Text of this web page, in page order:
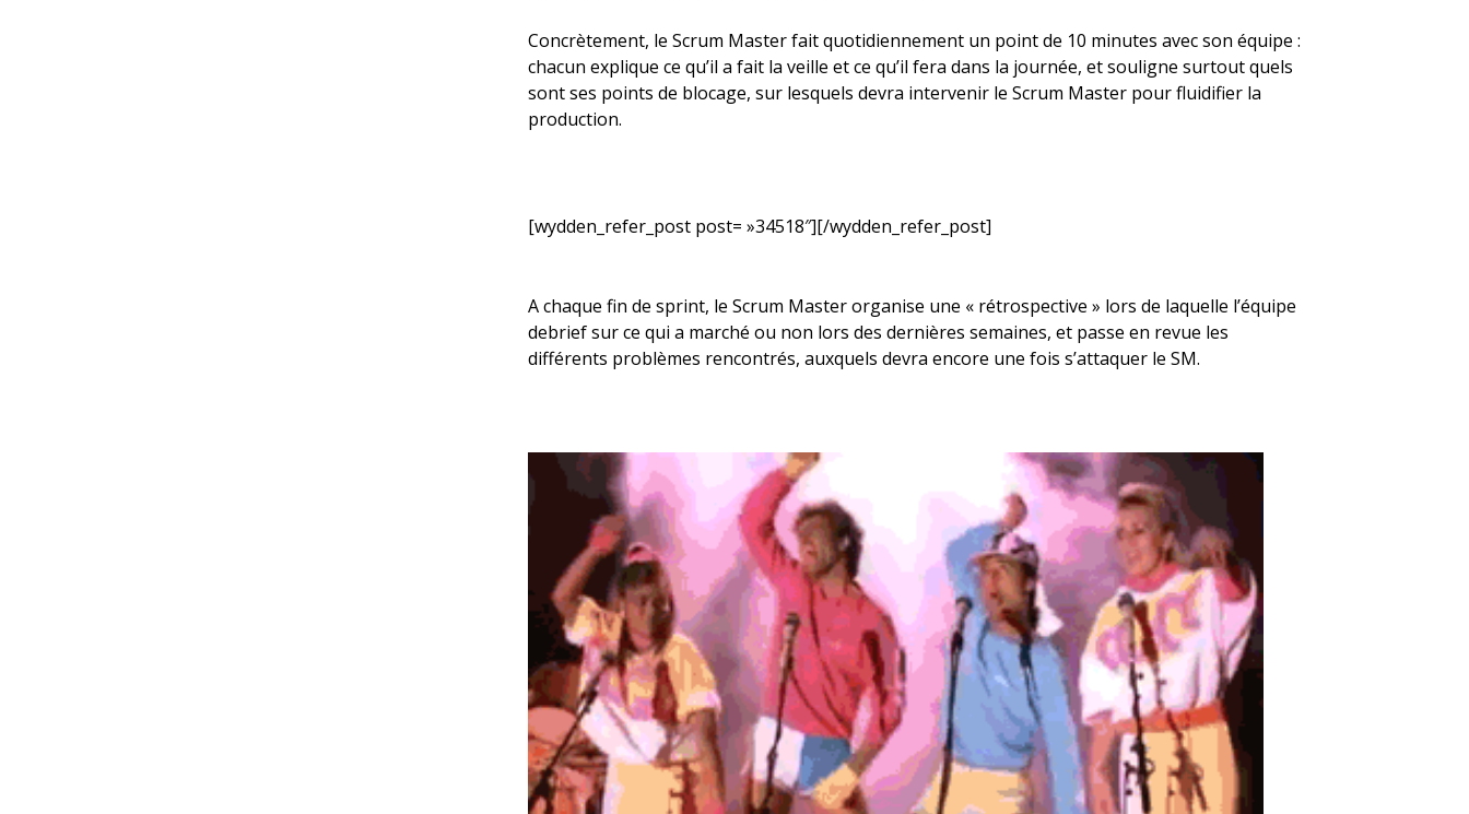
Concrètement, le Scrum Master fait quotidiennement un point de 10 minutes avec son équipe :
chacun explique ce qu’il a fait la veille et ce qu’il fera dans la journée, et souligne surtout quels
sont ses points de blocage, sur lesquels devra intervenir le Scrum Master pour fluidifier la
production.
[wydden_refer_post post= »34518″][/wydden_refer_post]
A chaque fin de sprint, le Scrum Master organise une « rétrospective » lors de laquelle l’équipe
debrief sur ce qui a marché ou non lors des dernières semaines, et passe en revue les
différents problèmes rencontrés, auxquels devra encore une fois s’attaquer le SM.